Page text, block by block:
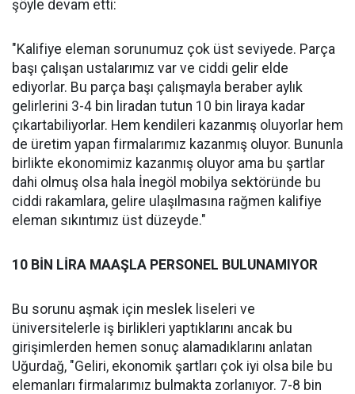
şöyle devam etti:
"Kalifiye eleman sorunumuz çok üst seviyede. Parça
başı çalışan ustalarımız var ve ciddi gelir elde
ediyorlar. Bu parça başı çalışmayla beraber aylık
gelirlerini 3-4 bin liradan tutun 10 bin liraya kadar
çıkartabiliyorlar. Hem kendileri kazanmış oluyorlar hem
de üretim yapan firmalarımız kazanmış oluyor. Bununla
birlikte ekonomimiz kazanmış oluyor ama bu şartlar
dahi olmuş olsa hala İnegöl mobilya sektöründe bu
ciddi rakamlara, gelire ulaşılmasına rağmen kalifiye
eleman sıkıntımız üst düzeyde."
10 BİN LİRA MAAŞLA PERSONEL BULUNAMIYOR
Bu sorunu aşmak için meslek liseleri ve
üniversitelerle iş birlikleri yaptıklarını ancak bu
girişimlerden hemen sonuç alamadıklarını anlatan
Uğurdağ, "Geliri, ekonomik şartları çok iyi olsa bile bu
elemanları firmalarımız bulmakta zorlanıyor. 7-8 bin